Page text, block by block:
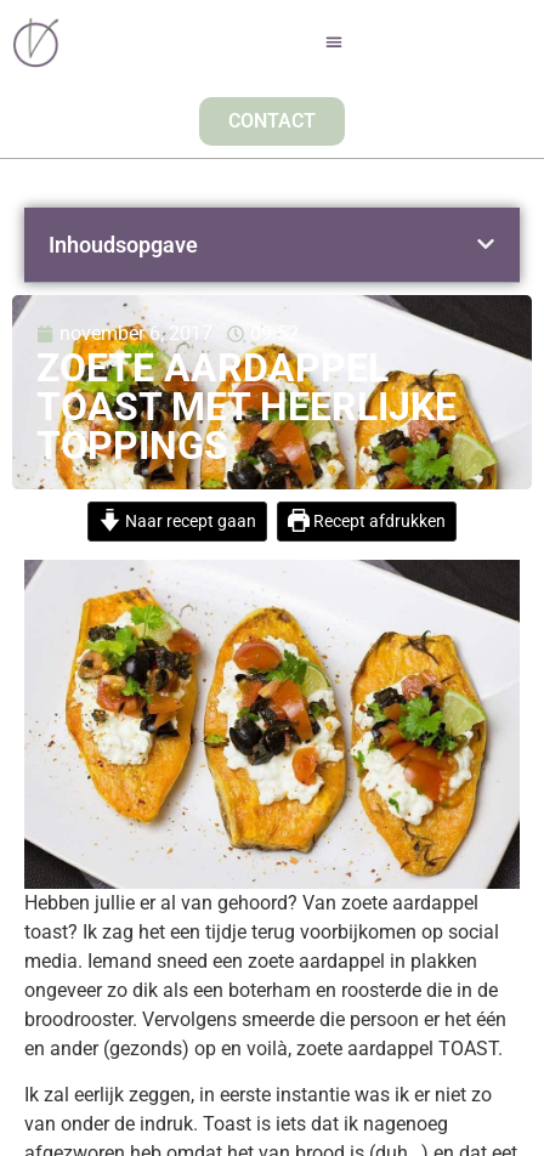
CONTACT
november 6, 2017 09:52
ZOETE AARDAPPEL
TOAST MET HEERLIJKE
TOPPINGS
Naar recept gaan Recept afdrukken
Hebben jullie er al van gehoord? Van zoete aardappel
toast? Ik zag het een tijdje terug voorbijkomen op social
media. Iemand sneed een zoete aardappel in plakken
ongeveer zo dik als een boterham en roosterde die in de
broodrooster. Vervolgens smeerde die persoon er het één
en ander (gezonds) op en voilà, zoete aardappel TOAST.
Ik zal eerlijk zeggen, in eerste instantie was ik er niet zo
van onder de indruk. Toast is iets dat ik nagenoeg
Inhoudsopgave